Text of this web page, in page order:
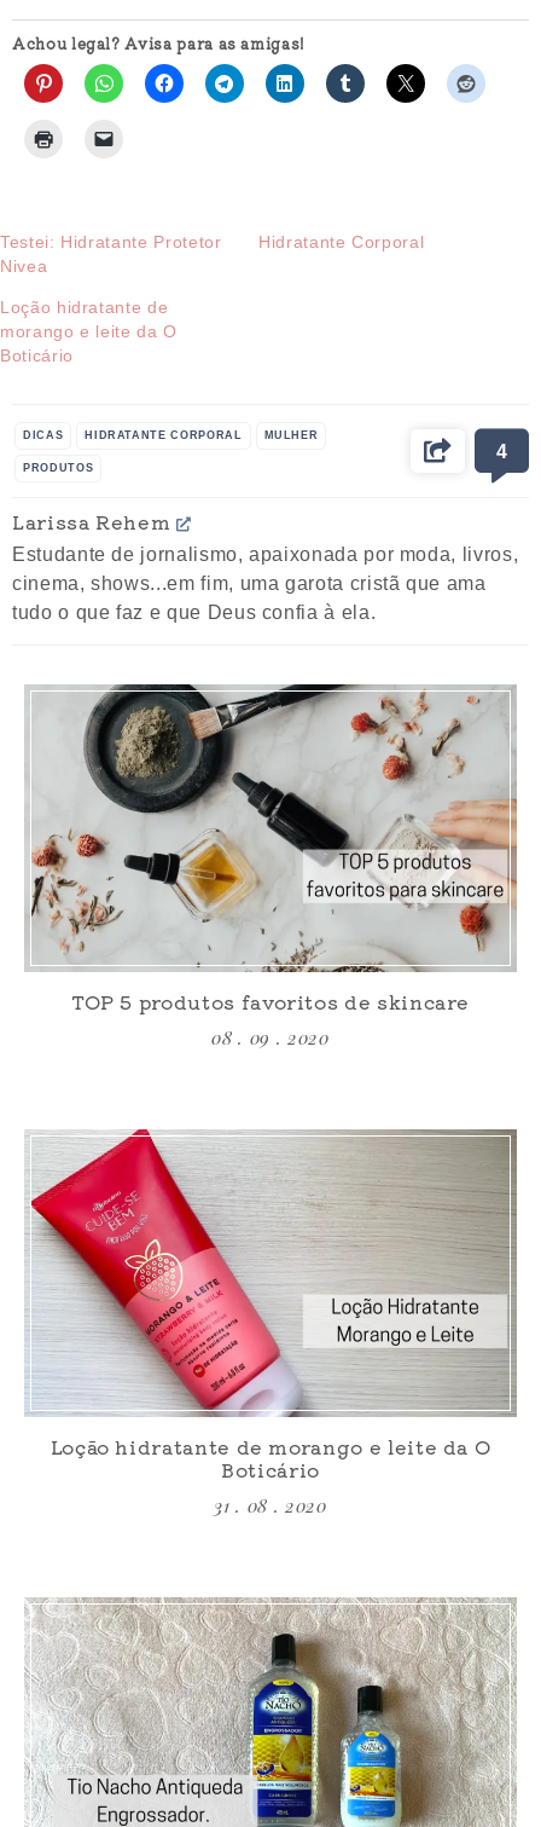
Achou legal? Avisa para as amigas!
Testei: Hidratante Protetor
Nivea
Hidratante Corporal
Loção hidratante de
morango e leite da O
Boticário
DICAS HIDRATANTE CORPORAL MULHER
PRODUTOS
4
Larissa Rehem
Estudante de jornalismo, apaixonada por moda, livros,
cinema, shows...em fim, uma garota cristã que ama
tudo o que faz e que Deus confia à ela.
TOP 5 produtos favoritos de skincare
08 . 09 . 2020
Loção hidratante de morango e leite da O
Boticário
31 . 08 . 2020